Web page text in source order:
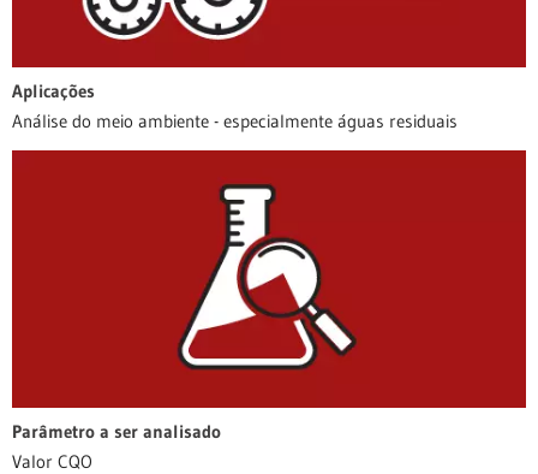
Aplicações
Análise do meio ambiente - especialmente águas residuais
Parâmetro a ser analisado
Valor CQO